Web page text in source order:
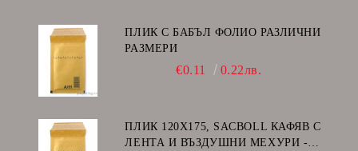
ПЛИК С БАБЪЛ ФОЛИО РАЗЛИЧНИ
РАЗМЕРИ
€0.11 0.22лв.
ПЛИК 120Х175, SACBOLL КАФЯВ С
ЛЕНТА И ВЪЗДУШНИ МЕХУРИ -